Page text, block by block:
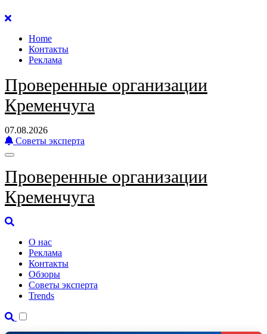
Перейти
содержанию
Home
Контакты
Реклама
Проверенные организации
Кременчуга
07.08.2026
Советы эксперта
Проверенные организации
Кременчуга
О нас
Реклама
Контакты
Обзоры
Советы эксперта
Trends